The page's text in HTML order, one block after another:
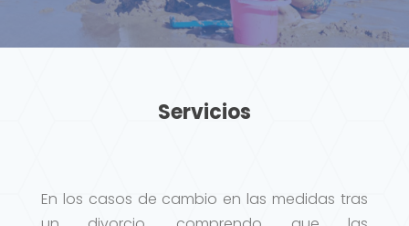
Servicios
En los casos de cambio en las medidas tras